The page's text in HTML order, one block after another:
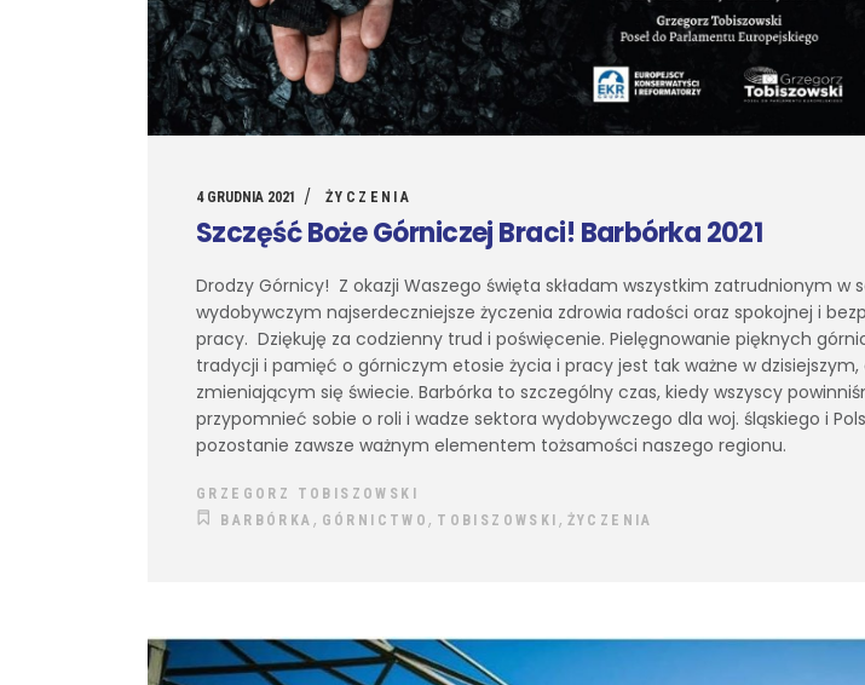
4 GRUDNIA 2021 ŻYCZENIA
Szczęść Boże Górniczej Braci! Barbórka 2021
Drodzy Górnicy! Z okazji Waszego święta składam wszystkim zatrudnionym w
wydobywczym najserdeczniejsze życzenia zdrowia radości oraz spokojnej i
pracy. Dziękuję za codzienny trud i poświęcenie. Pielęgnowanie pięknych
tradycji i pamięć o górniczym etosie życia i pracy jest tak ważne w
zmieniającym się świecie. Barbórka to szczególny czas, kiedy wszyscy
przypomnieć sobie o roli i wadze sektora wydobywczego dla woj. śląskiego i
pozostanie zawsze ważnym elementem tożsamości naszego
GRZEGORZ TOBISZOWSKI
BARBÓRKA , GÓRNICTWO, TOBISZOWSKI , ŻYCZENIA